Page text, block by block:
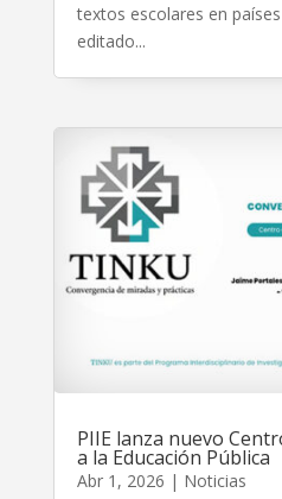
textos escolares en
editado...
PIIE lanza nuevo
a la Educación Pública
Abr 1, 2026 | Noticias